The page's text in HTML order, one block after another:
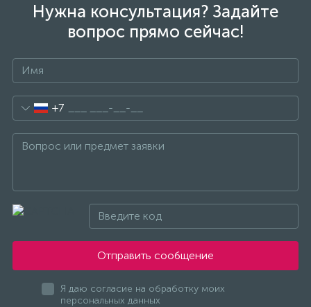
Нужна консультация? Задайте
вопрос прямо сейчас!
+7
Отправить сообщение
Я даю согласие на обработку моих
персональных данных